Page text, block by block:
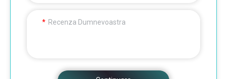
Recenza Dumnevoastra